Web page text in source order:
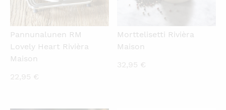
Pannunalunen RM
Lovely Heart Rivièra
Maison
22,95 €
Morttelisetti Rivièra
Maison
32,95 €